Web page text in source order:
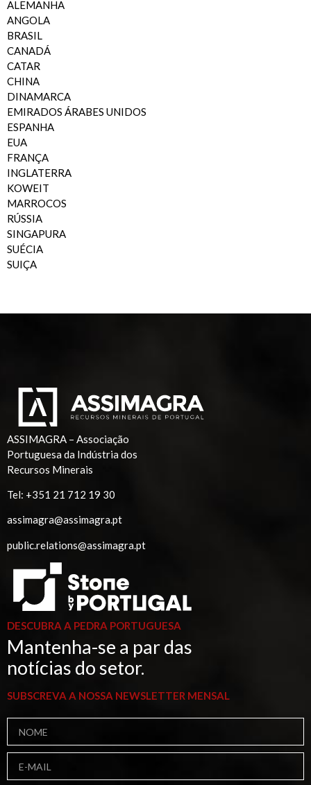
ALEMANHA
ANGOLA
BRASIL
CANADÁ
CATAR
CHINA
DINAMARCA
EMIRADOS ÁRABES UNIDOS
ESPANHA
EUA
FRANÇA
INGLATERRA
KOWEIT
MARROCOS
RÚSSIA
SINGAPURA
SUÉCIA
SUIÇA
ASSIMAGRA – Associação
Portuguesa da Indústria dos
Recursos Minerais
Tel: +351 21 712 19 30
assimagra@assimagra.pt
public.relations@assimagra.pt
DESCUBRA A PEDRA PORTUGUESA
Mantenha-se a par das
notícias do setor.
SUBSCREVA A NOSSA NEWSLETTER MENSAL